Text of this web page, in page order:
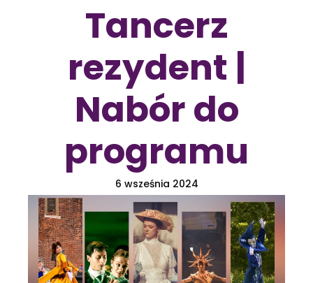
Tancerz
rezydent |
Nabór do
programu
6 wsześnia 2024